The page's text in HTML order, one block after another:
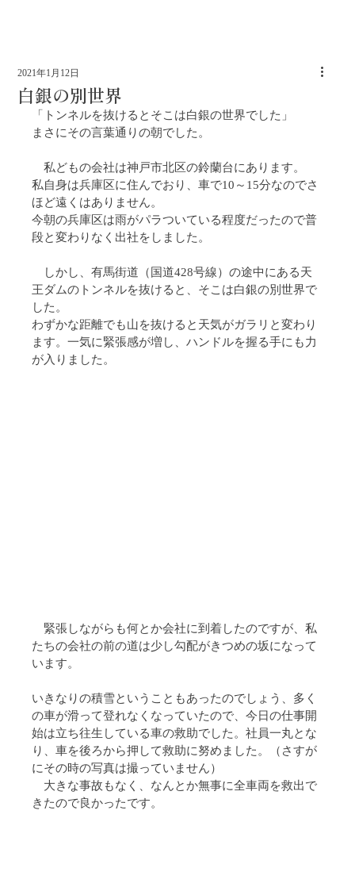
白銀の別世界
2021年1月12日
「トンネルを抜けるとそこは白銀の世界でした」
まさにその言葉通りの朝でした。
私どもの会社は神戸市北区の鈴蘭台にあります。
私自身は兵庫区に住んでおり、車で10～15分なのでさ
ほど遠くはありません。
今朝の兵庫区は雨がパラついている程度だったので普
段と変わりなく出社をしました。
しかし、有馬街道（国道428号線）の途中にある天
王ダムのトンネルを抜けると、そこは白銀の別世界で
した。
わずかな距離でも山を抜けると天気がガラリと変わり
ます。一気に緊張感が増し、ハンドルを握る手にも力
が入りました。
緊張しながらも何とか会社に到着したのですが、私
たちの会社の前の道は少し勾配がきつめの坂になって
います。
いきなりの積雪ということもあったのでしょう、多く
の車が滑って登れなくなっていたので、今日の仕事開
始は立ち往生している車の救助でした。社員一丸とな
り、車を後ろから押して救助に努めました。（さすが
にその時の写真は撮っていません）
大きな事故もなく、なんとか無事に全車両を救出で
きたので良かったです。